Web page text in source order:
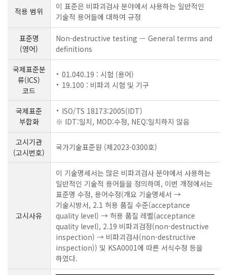
적용 범위
이 표준은 비파괴검사 분야에서 사용하는 일반적인
기술적 용어들에 대하여 규정
표준명
(영어)
Non-destructive testing — General terms and
definitions
국제표준분
류(ICS)
코드
01.040.19 : 시험 (용어)
19.100 : 비파괴 시험 및 기구
국제표준
부합화
ISO/TS 18173:2005(IDT)
※ IDT:일치, MOD:수정, NEQ:일치하지 않음
고시기관
(고시번호)
국가기술표준원 (제2023-0300호)
고시사유
이 기술명세서는 많은 비파괴검사 분야에서 사용하는
일반적인 기술적 용어들을 정의하며, 이번 개정에서는
표준명 수정, 용어수정(개요 기술명세서 →
기술시방서, 2.1 허용 품질 수준(acceptance
quality level) → 허용 품질 레벨(acceptance
quality level), 2.19 비파괴검정(non-destructive
inspection) → 비파괴검사(non-destructive
inspection)) 및 KSA0001에 따른 서식수정 등을
하였다.